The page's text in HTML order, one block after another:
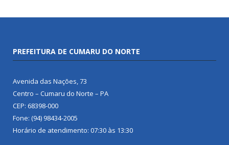
PREFEITURA DE CUMARU DO NORTE
Avenida das Nações, 73
Centro – Cumaru do Norte – PA
CEP: 68398-000
Fone: (94) 98434-2005
Horário de atendimento: 07:30 às 13:30